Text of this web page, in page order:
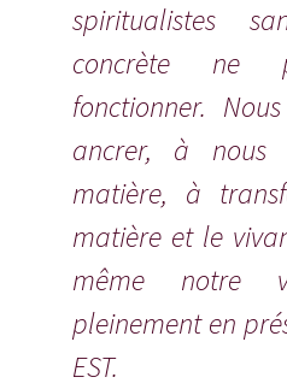
spiritualistes
concrète ne
fonctionner.
ancrer, à
matière, à
matière et le
même notre
pleinement en
EST.